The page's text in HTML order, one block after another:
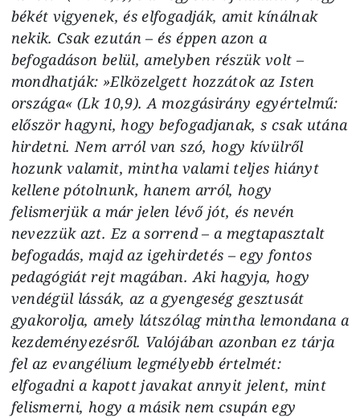
békét vigyenek, és elfogadják, amit kínálnak
nekik. Csak ezután – és éppen azon a
befogadáson belül, amelyben részük volt –
mondhatják: »Elközelgett hozzátok az Isten
országa« (Lk 10,9). A mozgásirány egyértelmű:
először hagyni, hogy befogadjanak, s csak utána
hirdetni. Nem arról van szó, hogy kívülről
hozunk valamit, mintha valami teljes hiányt
kellene pótolnunk, hanem arról, hogy
felismerjük a már jelen lévő jót, és nevén
nevezzük azt. Ez a sorrend – a megtapasztalt
befogadás, majd az igehirdetés – egy fontos
pedagógiát rejt magában. Aki hagyja, hogy
vendégül lássák, az a gyengeség gesztusát
gyakorolja, amely látszólag mintha lemondana a
kezdeményezésről. Valójában azonban ez tárja
fel az evangélium legmélyebb értelmét:
elfogadni a kapott javakat annyit jelent, mint
felismerni, hogy a másik nem csupán egy